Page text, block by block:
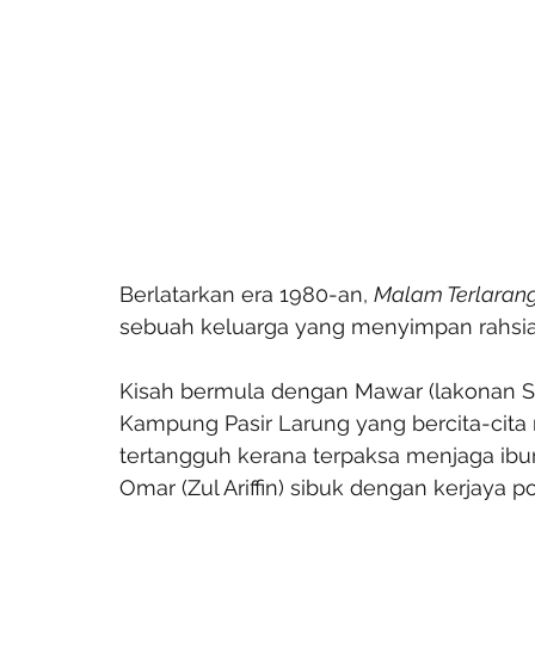
Berlatarkan era 1980-an, Malam
sebuah keluarga yang menyimpan
Kisah bermula dengan Mawar (lakonan
Kampung Pasir Larung yang bercita-
tertangguh kerana terpaksa menjaga
Omar (Zul Ariffin) sibuk dengan kerjaya